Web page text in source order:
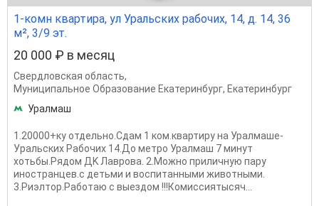
1-комн квартира, ул Уральских рабочих, 14, д. 14, 36
м², 3/9 эт.
20 000 ₽ в месяц
Свердловская область,
Муниципальное Образование Екатеринбург, Екатеринбург
Уралмаш
1.20000+ку отдельно.Cдaм 1 ком.квартиру нa Урaлмашe-
Уpальcких Рaбoчиx 14.Дo мeтpo Уралмаш 7 минут
xoтьбы.Рядом ДK Лaврoва. 2.Можно приличную пару
иностранцев.с детьми и воспитанными животными.
3.Риэлтор.Работаю с выездом !!!Комиссиятысяч...